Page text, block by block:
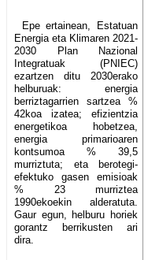
Epe ertainean, Estatuan
Energia eta Klimaren 2021-
2030 Plan Nazional
Integratuak (PNIEC)
ezartzen ditu 2030erako
helburuak: energia
berriztagarrien sartzea %
42koa izatea; efizientzia
energetikoa hobetzea,
energia primarioaren
kontsumoa % 39,5
murriztuta; eta berotegi-
efektuko gasen emisioak
% 23 murriztea
1990ekoekin alderatuta.
Gaur egun, helburu horiek
gorantz berrikusten ari
dira.